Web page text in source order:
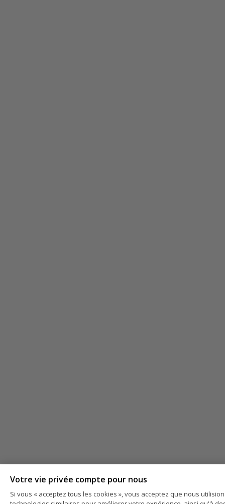
Votre vie privée compte pour nous
Si vous « acceptez tous les cookies », vous acceptez que nous